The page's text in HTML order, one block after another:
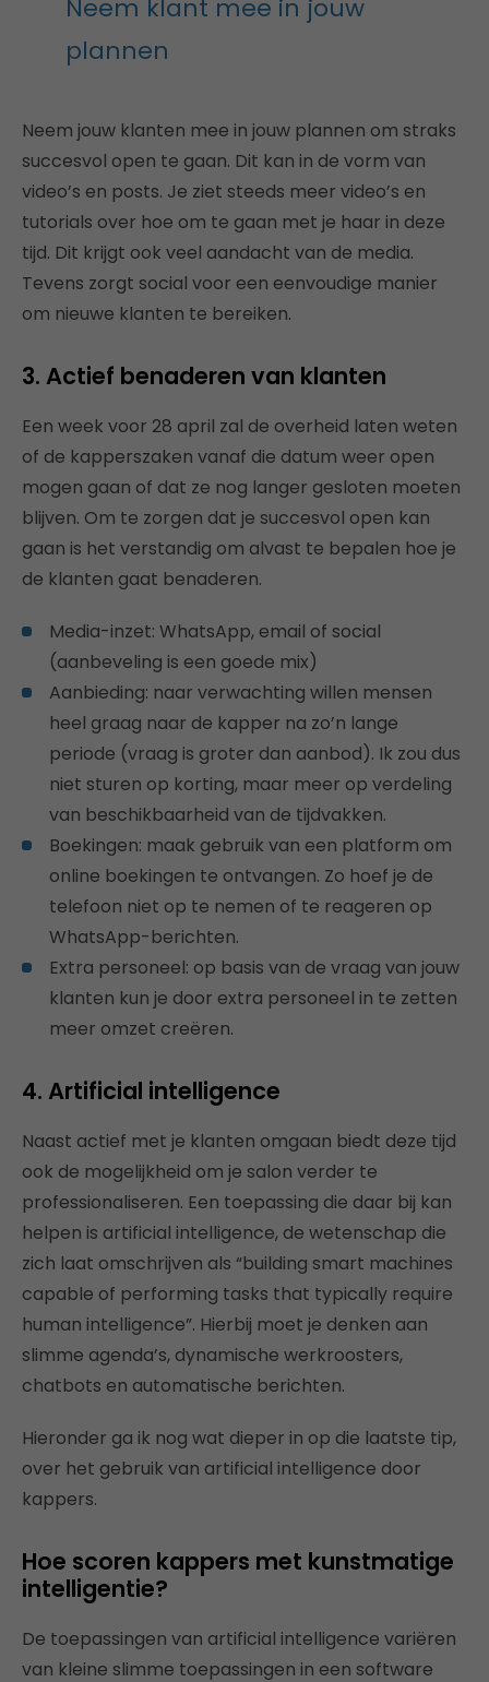
Neem klant mee in jouw
plannen
Neem jouw klanten mee in jouw plannen om straks
succesvol open te gaan. Dit kan in de vorm van
video’s en posts. Je ziet steeds meer video’s en
tutorials over hoe om te gaan met je haar in deze
tijd. Dit krijgt ook veel aandacht van de media.
Tevens zorgt social voor een eenvoudige manier
om nieuwe klanten te bereiken.
3. Actief benaderen van klanten
Een week voor 28 april zal de overheid laten weten
of de kapperszaken vanaf die datum weer open
mogen gaan of dat ze nog langer gesloten moeten
blijven. Om te zorgen dat je succesvol open kan
gaan is het verstandig om alvast te bepalen hoe je
de klanten gaat benaderen.
Media-inzet: WhatsApp, email of social
(aanbeveling is een goede mix)
Aanbieding: naar verwachting willen mensen
heel graag naar de kapper na zo’n lange
periode (vraag is groter dan aanbod). Ik zou dus
niet sturen op korting, maar meer op verdeling
van beschikbaarheid van de tijdvakken.
Boekingen: maak gebruik van een platform om
online boekingen te ontvangen. Zo hoef je de
telefoon niet op te nemen of te reageren op
WhatsApp-berichten.
Extra personeel: op basis van de vraag van jouw
klanten kun je door extra personeel in te zetten
meer omzet creëren.
4. Artificial intelligence
Naast actief met je klanten omgaan biedt deze tijd
ook de mogelijkheid om je salon verder te
professionaliseren. Een toepassing die daar bij kan
helpen is artificial intelligence, de wetenschap die
zich laat omschrijven als “building smart machines
capable of performing tasks that typically require
human intelligence”. Hierbij moet je denken aan
slimme agenda’s, dynamische werkroosters,
chatbots en automatische berichten.
Hieronder ga ik nog wat dieper in op die laatste tip,
over het gebruik van artificial intelligence door
kappers.
Hoe scoren kappers met kunstmatige
intelligentie?
De toepassingen van artificial intelligence variëren
van kleine slimme toepassingen in een software